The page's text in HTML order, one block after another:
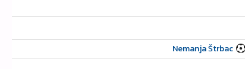
Nemanja Štrbac